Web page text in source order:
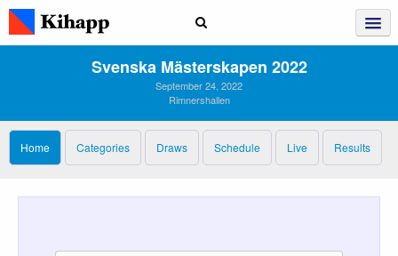
Svenska Mästerskapen 2022
September 24, 2022
Rimnershallen
Home Categories Draws Schedule Live Results